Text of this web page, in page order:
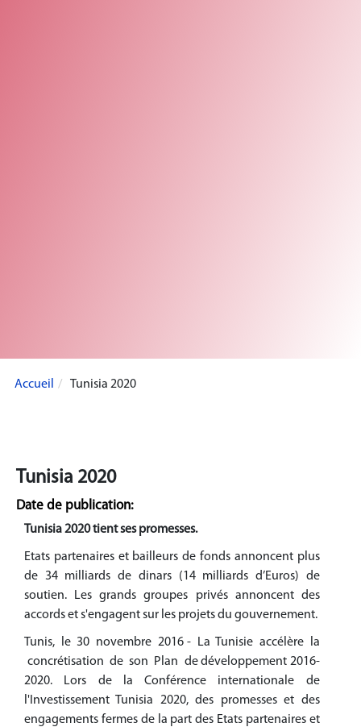
Accueil Tunisia 2020
Tunisia 2020
Date de publication:
Tunisia 2020 tient ses promesses.
Etats partenaires et bailleurs de fonds annoncent plus
de 34 milliards de dinars (14 milliards d’Euros) de
soutien. Les grands groupes privés annoncent des
accords et s'engagent sur les projets du gouvernement.
Tunis, le 30 novembre 2016 - La Tunisie accélère la
concrétisation de son Plan de développement 2016-
2020. Lors de la Conférence internationale de
l'Investissement Tunisia 2020, des promesses et des
engagements fermes de la part des Etats partenaires et